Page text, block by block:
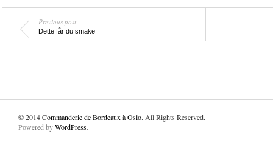
Previous post
Dette får du smake
© 2014Commanderie de Bordeaux à Oslo. All Rights Reserved.
Powered byWordPress.